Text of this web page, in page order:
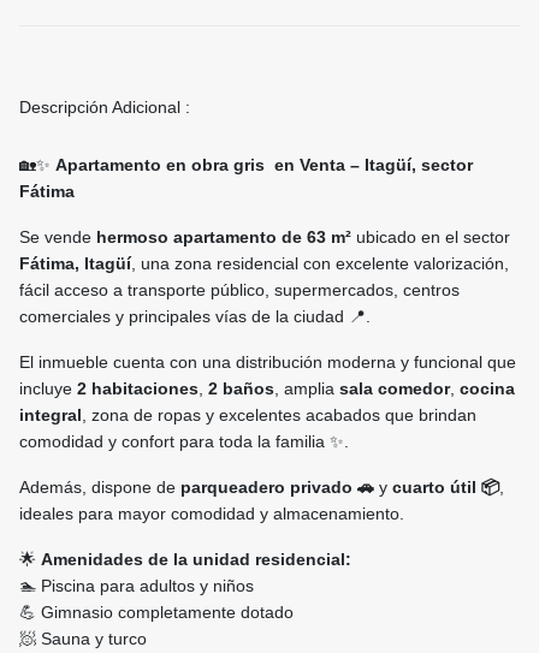
Descripción Adicional :
🏡✨ Apartamento en obra gris en Venta – Itagüí, sector
Fátima
Se vende hermoso apartamento de 63 m² ubicado en el sector
Fátima, Itagüí, una zona residencial con excelente valorización,
fácil acceso a transporte público, supermercados, centros
comerciales y principales vías de la ciudad 📍.
El inmueble cuenta con una distribución moderna y funcional que
incluye 2 habitaciones 2 baños , amplia sala comedor, cocina
integral , zona de ropas y excelentes acabados que brindan
comodidad y confort para toda la familia ✨.
Además, dispone de parqueadero privado 🚗 y cuarto útil 📦,
ideales para mayor comodidad y almacenamiento.
🌟 Amenidades de la unidad residencial:
🏊 Piscina para adultos y niños
💪 Gimnasio completamente dotado
🧖 Sauna y turco